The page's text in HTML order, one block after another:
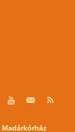
Madárkórház